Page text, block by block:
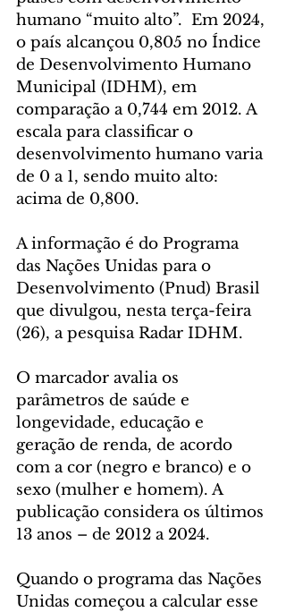
humano “muito alto”.  Em 2024,
o país alcançou 0,805 no Índice
de Desenvolvimento Humano
Municipal (IDHM), em
comparação a 0,744 em 2012. A
escala para classificar o
desenvolvimento humano varia
de 0 a 1, sendo muito alto:
acima de 0,800.
A informação é do Programa
das Nações Unidas para o
Desenvolvimento (Pnud) Brasil
que divulgou, nesta terça-feira
(26), a pesquisa Radar IDHM.
O marcador avalia os
parâmetros de saúde e
longevidade, educação e
geração de renda, de acordo
com a cor (negro e branco) e o
sexo (mulher e homem). A
publicação considera os últimos
13 anos – de 2012 a 2024.
Quando o programa das Nações
Unidas começou a calcular esse